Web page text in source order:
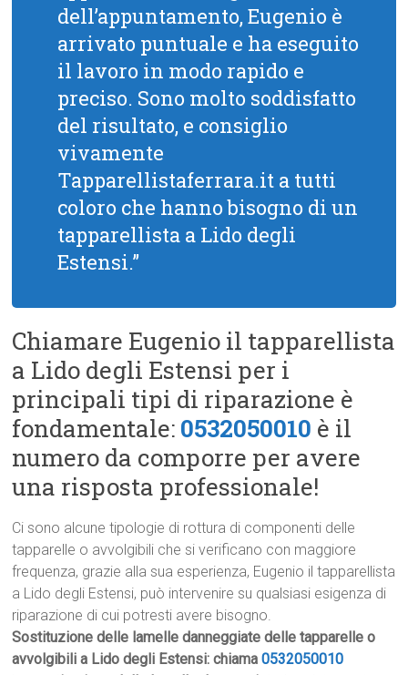
dell’appuntamento, Eugenio è
arrivato puntuale e ha eseguito
il lavoro in modo rapido e
preciso. Sono molto soddisfatto
del risultato, e consiglio
vivamente
Tapparellistaferrara.it a tutti
coloro che hanno bisogno di un
tapparellista a Lido degli
Estensi.”
Chiamare Eugenio il tapparellista
a Lido degli Estensi per i
principali tipi di riparazione è
fondamentale: 0532050010 è il
numero da comporre per avere
una risposta professionale!
Ci sono alcune tipologie di rottura di componenti delle
tapparelle o avvolgibili che si verificano con maggiore
frequenza, grazie alla sua esperienza, Eugenio il tapparellista
a Lido degli Estensi, può intervenire su qualsiasi esigenza di
riparazione di cui potresti avere bisogno.
Sostituzione delle lamelle danneggiate delle tapparelle o
avvolgibili a Lido degli Estensi: chiama0532050010